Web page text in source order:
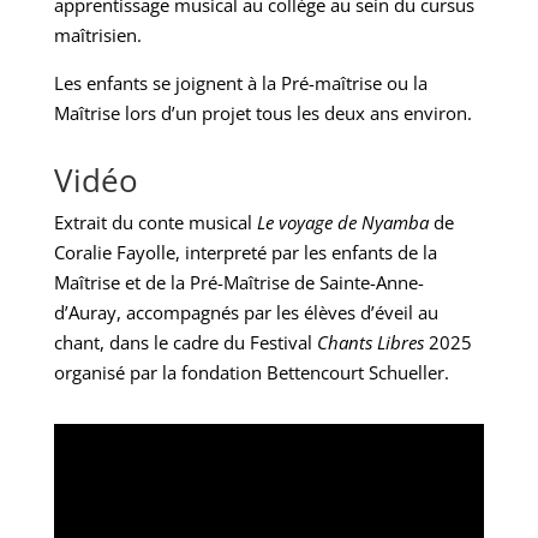
apprentissage musical au collège au sein du cursus
maîtrisien.
Les enfants se joignent à la Pré-maîtrise ou la
Maîtrise lors d’un projet tous les deux ans environ.
Vidéo
Extrait du conte musical Le voyage de Nyambade
Coralie Fayolle, interpreté par les enfants de la
Maîtrise et de la Pré-Maîtrise de Sainte-Anne-
d’Auray, accompagnés par les élèves d’éveil au
chant, dans le cadre du Festival Chants Libres2025
organisé par la fondation Bettencourt Schueller.